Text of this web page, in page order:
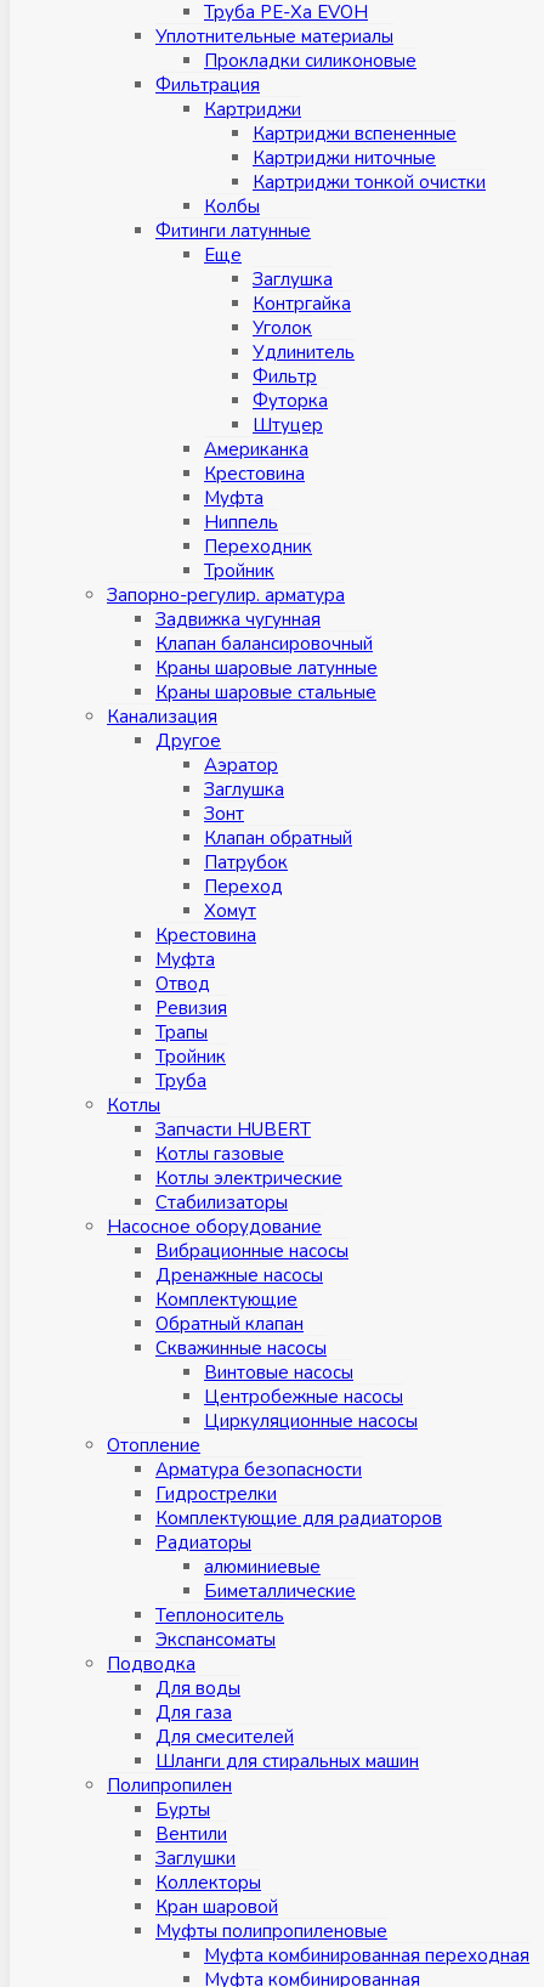
Труба PE-Xa EVOH
Уплотнительные материалы
Прокладки силиконовые
Фильтрация
Картриджи
Картриджи вспененные
Картриджи ниточные
Картриджи тонкой очистки
Колбы
Фитинги латунные
Eщe
Заглушка
Контргайка
Уголок
Удлинитель
Фильтр
Футорка
Штуцер
Американка
Крестовина
Муфта
Ниппель
Переходник
Тройник
Запорно-регулир. арматура
Задвижка чугунная
Клапан балансировочный
Краны шаровые латунные
Краны шаровые стальные
Канализация
Другое
Аэратор
Заглушкa
Зонт
Клапан обратный
Патрубок
Переход
Хомут
Крестовина
Муфтa
Отвод
Ревизия
Трапы
Тройник
Труба
Котлы
Запчасти HUBERT
Котлы газовые
Котлы электрические
Стабилизаторы
Насосное оборудование
Вибрационные насосы
Дренажные насосы
Комплектующие
Обратный клапан
Скважинные насосы
Винтовые насосы
Центробежные насосы
Циркуляционные насосы
Отопление
Арматура безопасности
Гидрострелки
Комплектующие для радиаторов
Радиаторы
алюминиевые
Биметаллические
Теплоноситель
Экспансоматы
Подводка
Для воды
Для газа
Для смесителей
Шланги для стиральных машин
Полипропилен
Бурты
Вентили
Заглушки
Коллекторы
Кран шаровой
Муфты полипропиленовые
Муфта комбинированная переходная
Муфта комбинированная